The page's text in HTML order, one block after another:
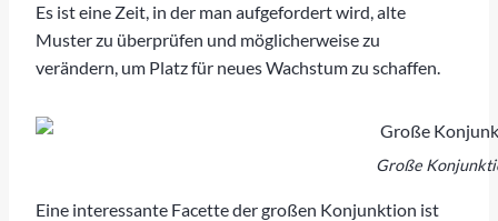
Es ist eine Zeit, in der man aufgefordert wird, alte
Muster zu überprüfen und möglicherweise zu
verändern, um Platz für neues Wachstum zu schaffen.
Große
Eine interessante Facette der großen Konjunktion ist